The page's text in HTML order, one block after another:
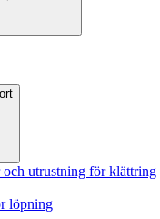
utrustning för klättring
löpning